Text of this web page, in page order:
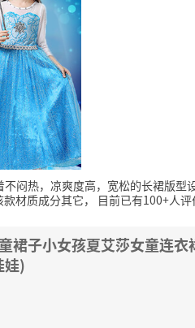
闷热，凉爽度高，宽松的长裙版型
款材质成分其它， 目前已有100+人评
裙子小女孩夏艾莎女童连衣
娃)